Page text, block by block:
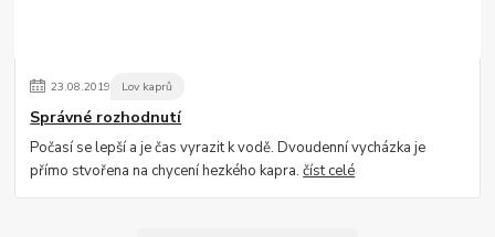
23.08.2019 Lov kaprů
Správné rozhodnutí
Počasí se lepší a je čas vyrazit k vodě. Dvoudenní vycházka je
přímo stvořena na chycení hezkého kapra.číst celé